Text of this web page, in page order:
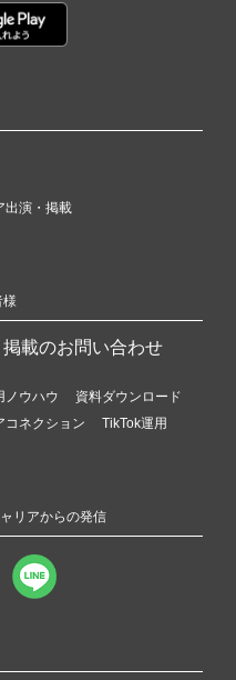
出演・掲載
様
掲載のお問い合わせ
ノウハウ
資料ダウンロード
コネクション
TikTok運用
リアからの発信